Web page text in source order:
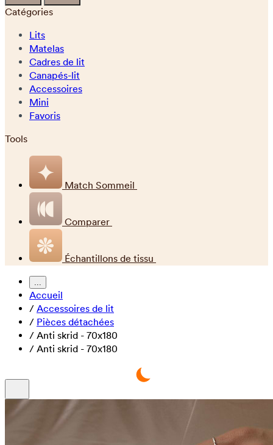
Catégories
Lits
Matelas
Cadres de lit
Canapés-lit
Accessoires
Mini
Favoris
Tools
Match Sommeil
Comparer
Échantillons de tissu
...
Accueil
/ Accessoires de lit
/ Pièces détachées
/ Anti skrid - 70x180
/ Anti skrid - 70x180